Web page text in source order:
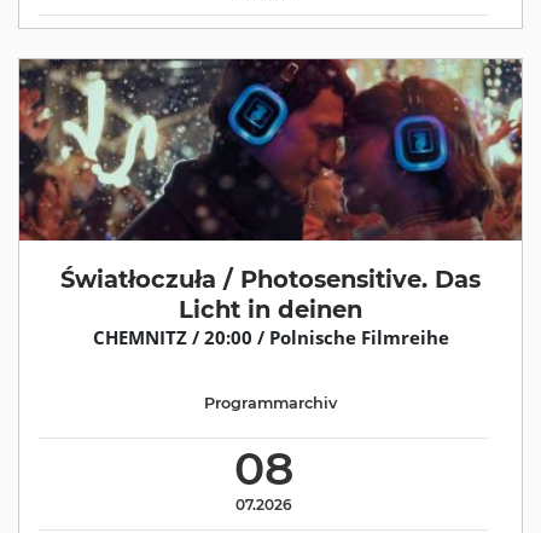
Światłoczuła / Photosensitive. Das
Licht in deinen
CHEMNITZ / 20:00 / Polnische Filmreihe
08
07.2026
Programmarchiv